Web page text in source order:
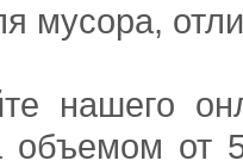
мусора,
нашего
объемом от